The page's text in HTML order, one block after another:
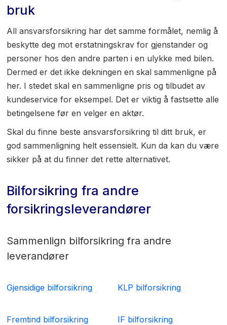
bruk
All ansvarsforsikring har det samme formålet, nemlig å
beskytte deg mot erstatningskrav for gjenstander og
personer hos den andre parten i en ulykke med bilen.
Dermed er det ikke dekningen en skal sammenligne på
her. I stedet skal en sammenligne pris og tilbudet av
kundeservice for eksempel. Det er viktig å fastsette alle
betingelsene før en velger en aktør.
Skal du finne beste ansvarsforsikring til ditt bruk, er
god sammenligning helt essensielt. Kun da kan du være
sikker på at du finner det rette alternativet.
Bilforsikring fra andre
forsikringsleverandører
Sammenlign bilforsikring fra andre
leverandører
Gjensidige bilforsikring KLP bilforsikring
Fremtind bilforsikring IF bilforsikring